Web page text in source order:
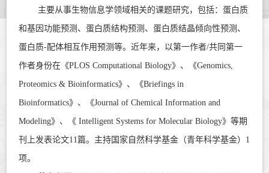
主要从事生物信息学领域相关的课题研究，包括：蛋白质
和基因功能预测、蛋白质结构预测、蛋白质结晶倾向性预测、
蛋白质-配体相互作用预测等。近年来，以第一作者/共同第一
作者身份在《PLOS Computational Biology》、《Genomics,
Proteomics & Bioinformatics》、《Briefings in
Bioinformatics》、《Journal of Chemical Information and
Modeling》、《 Intelligent Systems for Molecular Biology》等期
刊上发表论文11篇。主持国家自然科学基金（青年科学基金）1
项。